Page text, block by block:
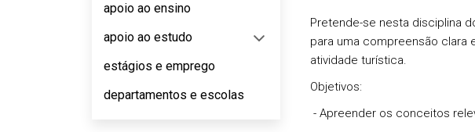
apoio ao ensino
apoio ao estudo
estágios e emprego
departamentos e escolas
Pretende-se nesta disciplina
para uma compreensão clara
atividade turística.
Objetivos:
- Apreender os conceitos